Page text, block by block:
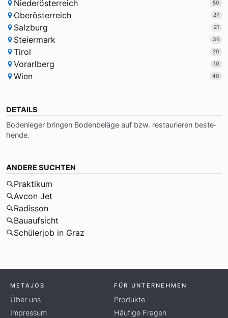
Niederösterreich 50
Oberösterreich 27
Salzburg 21
Steiermark 36
Tirol 20
Vorarlberg 10
Wien 40
DETAILS
Bo­den­le­ger brin­gen Bo­den­be­lä­ge auf bzw. re­stau­rie­ren be­ste­
hen­de.
ANDERE SUCHTEN
Praktikum
Avcon Jet
Radisson
Bauaufsicht
Schülerjob in Graz
METAJOB
Über uns
Impressum
FÜR UNTERNEHMEN
Produkte
Häufige Fragen